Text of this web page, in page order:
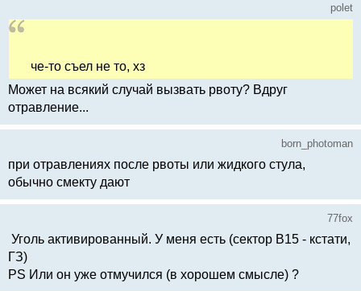
polet
че-то съел не то, хз
Может на всякий случай вызвать рвоту? Вдруг
отравление...
born_photoman
при отравлениях после рвоты или жидкого стула,
обычно смекту дают
77fox
Уголь активированный. У меня есть (сектор В15 - кстати,
ГЗ)
PS Или он уже отмучился (в хорошем смысле) ?